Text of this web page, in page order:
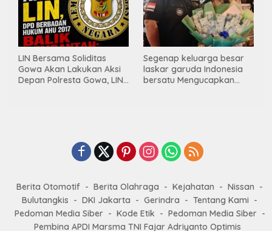
LIN Bersama Soliditas
Gowa Akan Lakukan Aksi
Depan Polresta Gowa, LIN
Segenap keluarga besar
laskar garuda Indonesia
bersatu Mengucapkan
Berita Otomotif Berita Olahraga Kejahatan
Nissan
Bulutangkis
DKI Jakarta Gerindra
Tentang Kami
Pedoman Media Siber
Kode Etik
Pedoman Media Siber
Pembina APDI Marsma TNI Fajar Adriyanto Optimis